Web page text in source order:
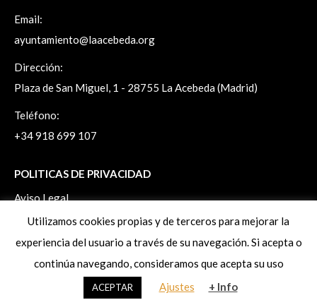
Email:
ayuntamiento@laacebeda.org
Dirección:
Plaza de San Miguel, 1 - 28755 La Acebeda (Madrid)
Teléfono:
+34 918 699 107
POLITICAS DE PRIVACIDAD
Aviso Legal
Politica de Privacidad
Ejercicio de derechos ArSol
www.laacebeda.org
Utilizamos cookies propias y de terceros para mejorar la
experiencia del usuario a través de su navegación. Si acepta o
continúa navegando, consideramos que acepta su uso
ACEPTAR Ajustes + Info